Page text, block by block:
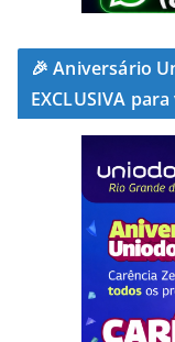
🎉 Aniversário
EXCLUSIVA